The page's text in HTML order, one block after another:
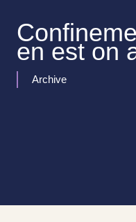
en est on
Archive